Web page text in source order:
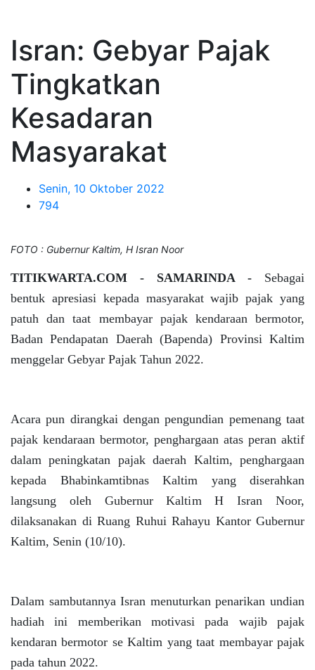
Isran: Gebyar Pajak
Tingkatkan
Kesadaran
Masyarakat
Senin, 10 Oktober 2022
794
FOTO : Gubernur Kaltim, H Isran Noor
TITIKWARTA.COM - SAMARINDA - Sebagai
bentuk apresiasi kepada masyarakat wajib pajak yang
patuh dan taat membayar pajak kendaraan bermotor,
Badan Pendapatan Daerah (Bapenda) Provinsi Kaltim
menggelar Gebyar Pajak Tahun 2022.
Acara pun dirangkai dengan pengundian pemenang taat
pajak kendaraan bermotor, penghargaan atas peran aktif
dalam peningkatan pajak daerah Kaltim, penghargaan
kepada Bhabinkamtibnas Kaltim yang diserahkan
langsung oleh Gubernur Kaltim H Isran Noor,
dilaksanakan di Ruang Ruhui Rahayu Kantor Gubernur
Kaltim, Senin (10/10).
Dalam sambutannya Isran menuturkan penarikan undian
hadiah ini memberikan motivasi pada wajib pajak
kendaran bermotor se Kaltim yang taat membayar pajak
pada tahun 2022.